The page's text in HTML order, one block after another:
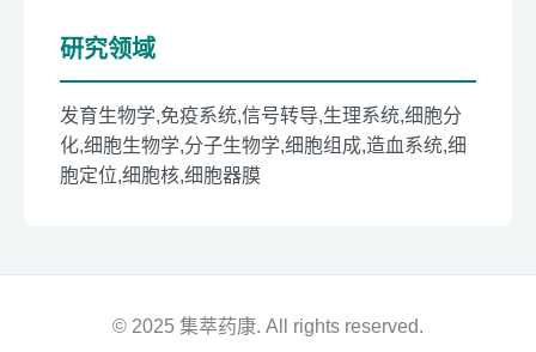
研究领域
发育生物学,免疫系统,信号转导,生理系统,细胞分
化,细胞生物学,分子生物学,细胞组成,造血系统,细
胞定位,细胞核,细胞器膜
© 2025 集萃药康. All rights reserved.